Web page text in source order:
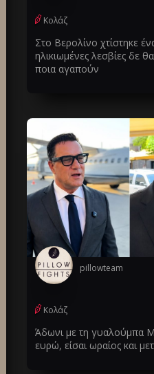
Κολάζ
Στο Βερολίνο χτίστηκε
ηλικιωμένες λεσβίες δε
ποια αγαπούν
pillowteam
Κολάζ
Άδωνι με τη γυαλούμπα
ευρώ, είσαι ωραίος και